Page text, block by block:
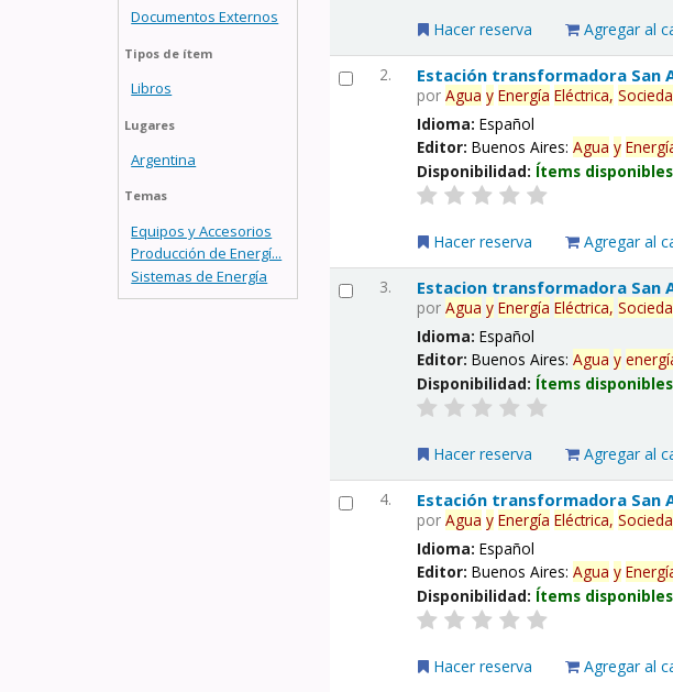
Documentos Externos
Tipos de ítem
Libros
Lugares
Argentina
Temas
Equipos y Accesorios
Producción de Energí...
Sistemas de Energía
Hacer reserva Agregar al
2. Estación transformadora San
porAgua y Energía Eléctrica,
Idioma:Español
Editor:Buenos Aires:Agua y
Disponibilidad: Ítems
Hacer reserva Agregar al
3. Estacion transformadora San
porAgua y Energía Eléctrica,
Idioma:Español
Editor:Buenos Aires:Agua y
Disponibilidad: Ítems
Hacer reserva Agregar al
4. Estación transformadora San
porAgua y Energía Eléctrica,
Idioma:Español
Editor:Buenos Aires:Agua y
Disponibilidad: Ítems
Hacer reserva Agregar al